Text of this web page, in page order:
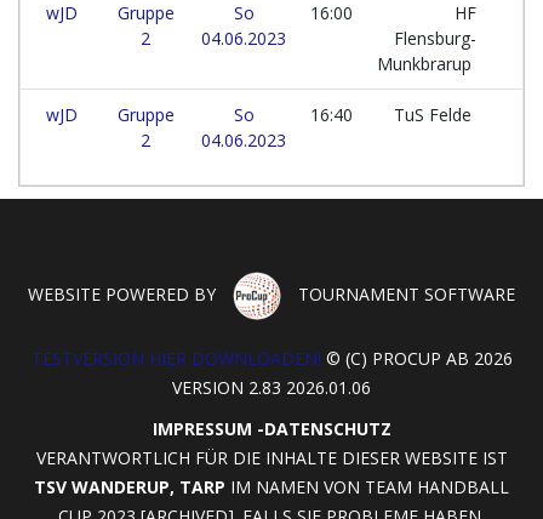
wJD
Gruppe
2
So
04.06.2023
16:00
HF
Flensburg-
Munkbrarup
wJD
Gruppe
2
So
04.06.2023
16:40 TuS Felde
WEBSITE POWERED BY TOURNAMENT SOFTWARE
TESTVERSION HIER DOWNLOADEN! © (C) PROCUP AB 2026
VERSION 2.83 2026.01.06
IMPRESSUM -DATENSCHUTZ
VERANTWORTLICH FÜR DIE INHALTE DIESER WEBSITE IST
TSV WANDERUP, TARP IM NAMEN VON TEAM HANDBALL